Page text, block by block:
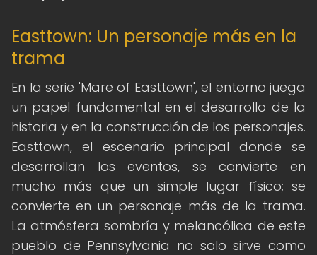
Easttown: Un personaje más en la
trama
En la serie 'Mare of Easttown', el entorno juega
un papel fundamental en el desarrollo de la
historia y en la construcción de los personajes.
Easttown, el escenario principal donde se
desarrollan los eventos, se convierte en
mucho más que un simple lugar físico; se
convierte en un personaje más de la trama.
La atmósfera sombría y melancólica de este
pueblo de Pennsylvania no solo sirve como